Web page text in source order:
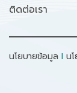
ติดต่อเรา
นโยบายข้อมูล I น